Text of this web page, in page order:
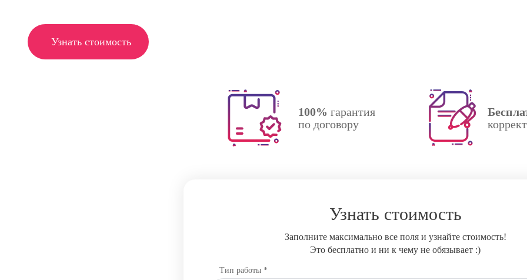
Узнать стоимость
100% гарантия
по договору
Узнать стоимость
Заполните максимально все поля и узнайте стоимость!
Это бесплатно и ни к чему не обязывает :)
Тип работы *